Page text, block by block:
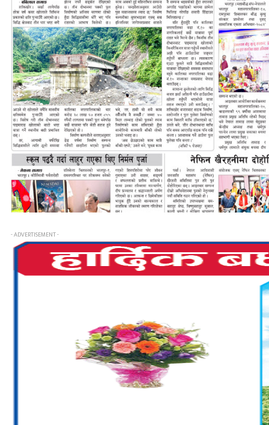
- ADVERTISEMENT -